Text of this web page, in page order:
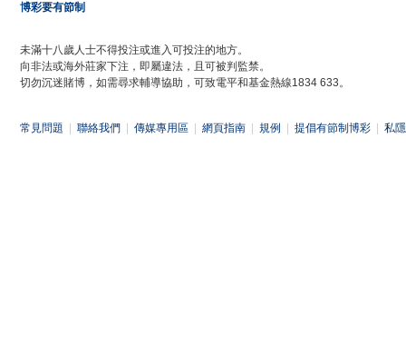
博彩要有節制
未滿十八歲人士不得投注或進入可投注的地方。
向非法或海外莊家下注，即屬違法，且可被判監禁。
切勿沉迷賭博，如需尋求輔導協助，可致電平和基金熱線1834 633。
常見問題 聯絡我們 傳媒專用區 網頁指南 規例 提倡有節制博彩 私